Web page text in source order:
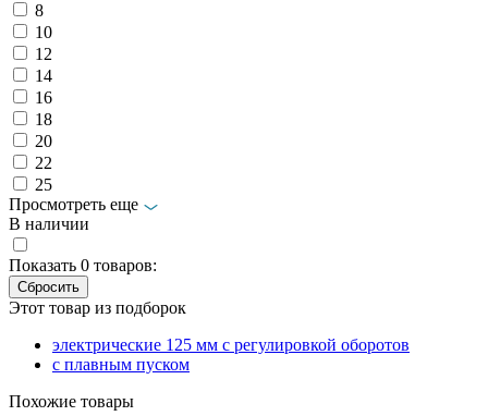
8
10
12
14
16
18
20
22
25
Просмотреть еще
В наличии
Показать 0 товаров:
Этот товар из подборок
электрические 125 мм с регулировкой оборотов
с плавным пуском
Похожие товары